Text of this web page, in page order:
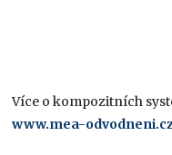
Více o kompozitních
www.mea-